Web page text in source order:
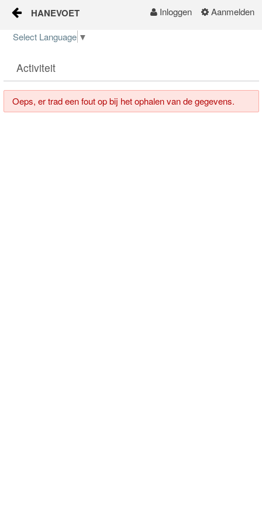
Naar content
Inloggen Aanmelden
HANEVOET
Activiteit
Oeps, er trad een fout op bij het ophalen van de gegevens.
Select Language ▼